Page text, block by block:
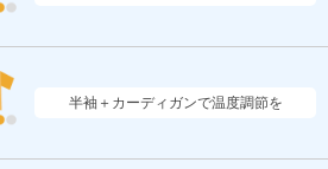
半袖＋カーディガンで温度調節を